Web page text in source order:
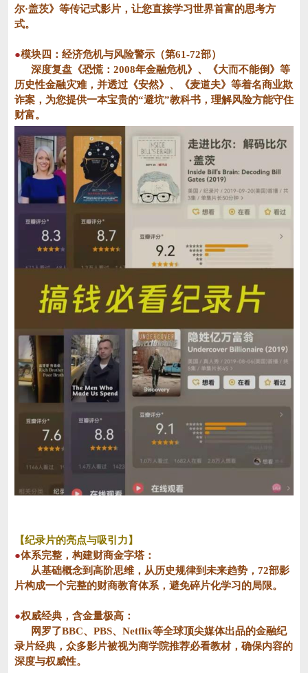
尔·盖茨》等传记式影片，让您直接学习世界首富的思考方
式。
●模块四：经济危机与风险警示（第61-72部）
深度复盘《恐慌：2008年金融危机》、《大而不能倒》等
历史性金融灾难，并透过《安然》、《麦道夫》等着名商业欺
诈案，为您提供一本宝贵的“避坑”教科书，理解风险方能守住
财富。
【纪录片的亮点与吸引力】
●体系完整，构建财商金字塔：
从基础概念到高阶思维，从历史规律到未来趋势，72部影
片构成一个完整的财商教育体系，避免碎片化学习的局限。
●权威经典，含金量极高：
网罗了BBC、PBS、Netflix等全球顶尖媒体出品的金融纪
录片经典，众多影片被视为商学院推荐必看教材，确保内容的
深度与权威性。